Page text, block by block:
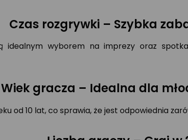
Czas rozgrywki – Szybka
wyborem na imprezy oraz
Wiek gracza – Idealna dla
od 10 lat, co sprawia, że jest odpowiednia